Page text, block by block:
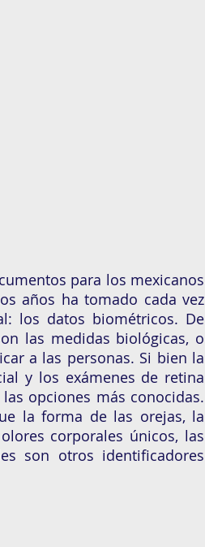
para los mexicanos
años ha tomado cada vez
los datos biométricos. De
las medidas biológicas, o
a las personas. Si bien la
y los exámenes de retina
opciones más conocidas.
la forma de las orejas, la
corporales únicos, las
son otros identificadores